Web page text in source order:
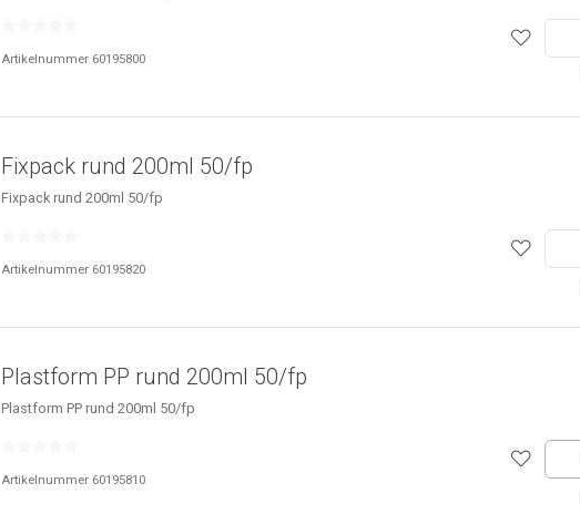
Artikelnummer 60195800
Fixpack rund 200ml 50/fp
Fixpack rund 200ml 50/fp
Artikelnummer 60195820
Plastform PP rund 200ml 50/fp
Plastform PP rund 200ml 50/fp
Artikelnummer 60195810